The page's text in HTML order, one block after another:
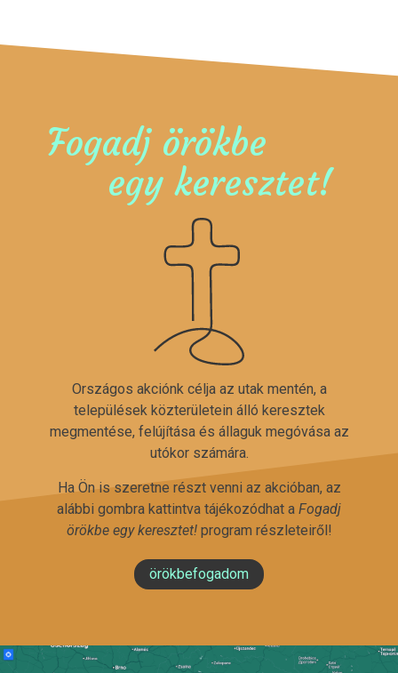
Fogadj örökbe
egy keresztet!
Országos akciónk célja az utak mentén, a
települések közterületein álló keresztek
megmentése, felújítása és állaguk megóvása az
utókor számára.
Ha Ön is szeretne részt venni az akcióban, az
alábbi gombra kattintva tájékozódhat a Fogadj
örökbe egy keresztet!program részleteiről!
örökbefogadom